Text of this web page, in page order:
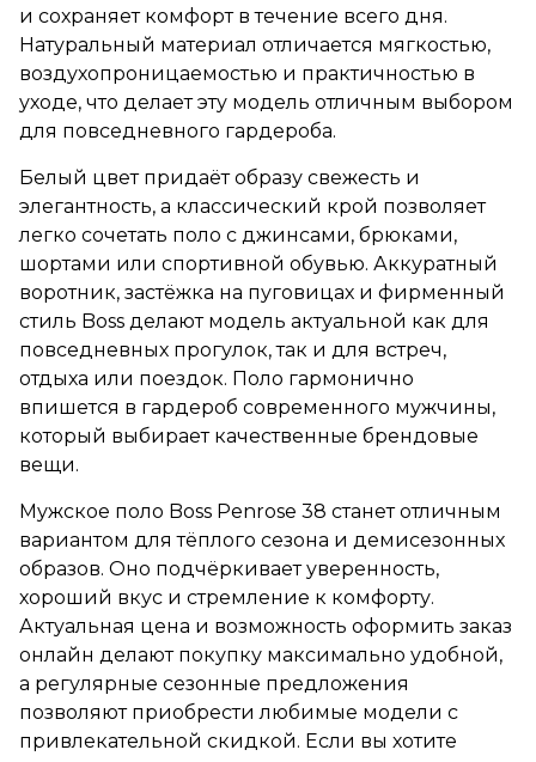
и сохраняет комфорт в течение всего дня.
Натуральный материал отличается мягкостью,
воздухопроницаемостью и практичностью в
уходе, что делает эту модель отличным выбором
для повседневного гардероба.
Белый цвет придаёт образу свежесть и
элегантность, а классический крой позволяет
легко сочетать поло с джинсами, брюками,
шортами или спортивной обувью. Аккуратный
воротник, застёжка на пуговицах и фирменный
стиль Boss делают модель актуальной как для
повседневных прогулок, так и для встреч,
отдыха или поездок. Поло гармонично
впишется в гардероб современного мужчины,
который выбирает качественные брендовые
вещи.
Мужское поло Boss Penrose 38 станет отличным
вариантом для тёплого сезона и демисезонных
образов. Оно подчёркивает уверенность,
хороший вкус и стремление к комфорту.
Актуальная цена и возможность оформить заказ
онлайн делают покупку максимально удобной,
а регулярные сезонные предложения
позволяют приобрести любимые модели с
привлекательной скидкой. Если вы хотите